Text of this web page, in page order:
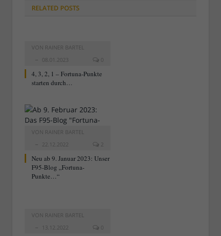
RELATED POSTS
VON RAINER BARTEL
08.01.2023
0
4, 3, 2, 1 – Fortuna-Punkte
starten durch…
VON RAINER BARTEL
22.12.2022
2
Neu ab 9. Januar 2023: Unser
F95-Blog „Fortuna-
Punkte…“
VON RAINER BARTEL
13.12.2022
0